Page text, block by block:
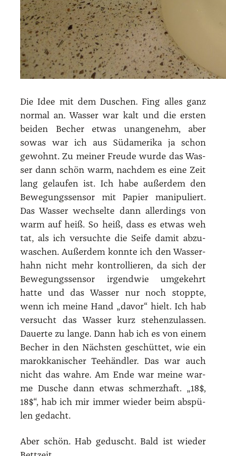
Die Idee mit dem Duschen. Fing alles ganz
nor­mal an. Was­ser war kalt und die ers­ten
bei­den Becher etwas unan­ge­nehm, aber
sowas war ich aus Süd­ame­ri­ka ja schon
gewohnt. Zu mei­ner Freu­de wur­de das Was­
ser dann schön warm, nach­dem es eine Zeit
lang gelau­fen ist. Ich habe außer­dem den
Bewe­gungs­sen­sor mit Papier mani­pu­liert.
Das Was­ser wech­sel­te dann aller­dings von
warm auf heiß. So heiß, dass es etwas weh
tat, als ich ver­such­te die Sei­fe damit abzu­
wa­schen. Außer­dem konn­te ich den Was­ser­
hahn nicht mehr kon­trol­lie­ren, da sich der
Bewe­gungs­sen­sor irgend­wie umge­kehrt
hat­te und das Was­ser nur noch stopp­te,
wenn ich mei­ne Hand „davor“ hielt. Ich hab
ver­sucht das Was­ser kurz ste­hen­zu­las­sen.
Dau­er­te zu lan­ge. Dann hab ich es von einem
Becher in den Nächs­ten geschüt­tet, wie ein
marok­ka­ni­scher Tee­händ­ler. Das war auch
nicht das wah­re. Am Ende war mei­ne war­
me Dusche dann etwas schmerz­haft. „18$,
18$“, hab ich mir immer wie­der beim abspü­
len gedacht.
Aber schön. Hab geduscht. Bald ist wie­der